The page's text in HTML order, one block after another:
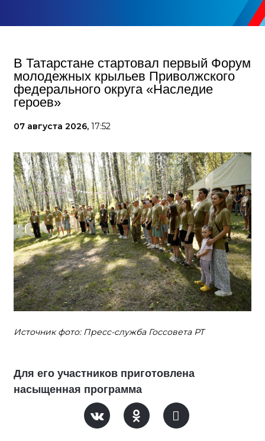
В Татарстане стартовал первый Форум
молодежных крыльев Приволжского
федерального округа «Наследие
героев»
07 августа 2026, 17:52
Источник фото: Пресс-служба Госсовета РТ
Для его участников приготовлена
насыщенная программа